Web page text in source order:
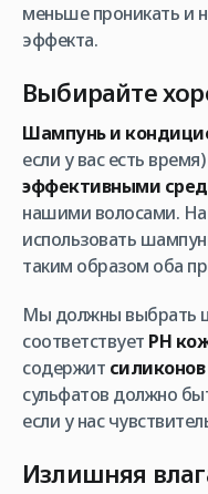
меньше проникать и
эффекта.
Выбирайте
Шампунь и
если у вас есть
эффективными
нашими волосами.
использовать
таким образом оба
Мы должны выбрать
соответствует PH
содержит
сульфатов должно
если у нас
Излишняя